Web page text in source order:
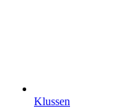
Klussen